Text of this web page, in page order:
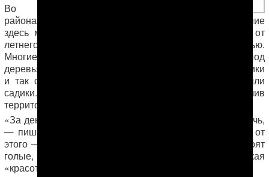
Во всех
районах, где ведется строительство, вырубили росшие
здесь многие десятилетия деревья. Кроны спасали от
летнего зноя и давали живительную прохладу ночью.
Многие жильцы панельных домов расстилали под
деревьями матрасы, натягивали марлевые накормарники
и так спали. У многих тут были разбиты топчаны или
садики. Но потом все сломали, а деревья спилили, залив
территорию бетоном.
«За день бетон нагревается и не остывает даже за ночь,
— пишет жительница микрорайона Мир-3. — Воздух от
этого — жуть! Дышать нечем… Дворы зато теперь стоят
голые, без единого деревца, но кого радует такая
«красота»…